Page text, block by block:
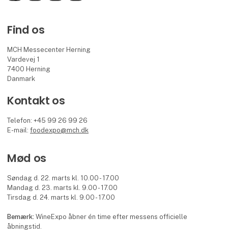
Find os
MCH Messecenter Herning
Vardevej 1
7400 Herning
Danmark
Kontakt os
Telefon: +45 99 26 99 26
E-mail:foodexpo@mch.dk
Mød os
Søndag d. 22. marts kl. 10.00 - 17.00
Mandag d. 23. marts kl. 9.00 - 17.00
Tirsdag d. 24. marts kl. 9.00 - 17.00
Bemærk:WineExpo åbner én time efter messens officielle
åbningstid.